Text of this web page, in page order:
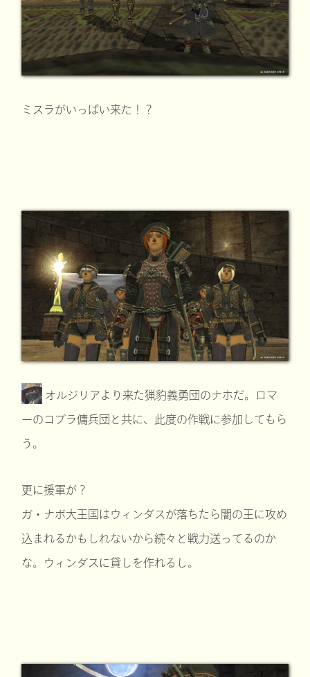
ミスラがいっぱい来た！？
オルジリアより来た猟豹義勇団のナホだ。ロマ
ーのコブラ傭兵団と共に、此度の作戦に参加してもら
う。
更に援軍が？
ガ・ナボ大王国はウィンダスが落ちたら闇の王に攻め
込まれるかもしれないから続々と戦力送ってるのか
な。ウィンダスに貸しを作れるし。